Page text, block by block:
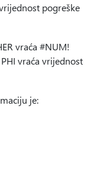
pogreške
vraća #NUM!
vraća vrijednost
je: